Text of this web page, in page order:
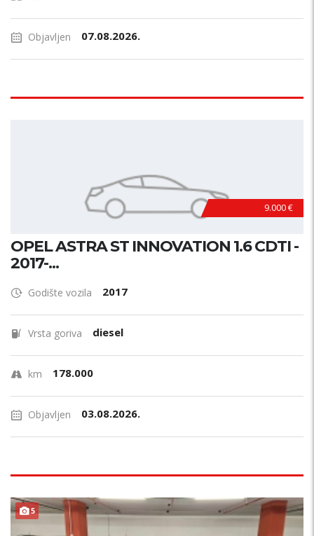
Objavljen 07.08.2026.
9.000 €
OPEL ASTRA ST INNOVATION 1.6 CDTI -
2017-...
Godište vozila 2017
Vrsta goriva diesel
km 178.000
Objavljen 03.08.2026.
5 PRILIKA !